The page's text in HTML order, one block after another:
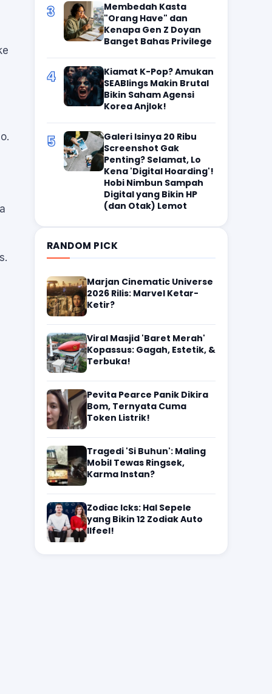
3
Membedah Kasta
"Orang Have" dan
Kenapa Gen Z Doyan
Banget Bahas Privilege
4
Kiamat K-Pop? Amukan
SEABlings Makin Brutal
Bikin Saham Agensi
Korea Anjlok!
5
Galeri Isinya 20 Ribu
Screenshot Gak
Penting? Selamat, Lo
Kena 'Digital Hoarding'!
Hobi Nimbun Sampah
Digital yang Bikin HP
(dan Otak) Lemot
RANDOM PICK
Marjan Cinematic Universe
2026 Rilis: Marvel Ketar-
Ketir?
Viral Masjid 'Baret Merah'
Kopassus: Gagah, Estetik, &
Terbuka!
Pevita Pearce Panik Dikira
Bom, Ternyata Cuma
Token Listrik!
Tragedi 'Si Buhun': Maling
Mobil Tewas Ringsek,
Karma Instan?
Zodiac Icks: Hal Sepele
yang Bikin 12 Zodiak Auto
Ilfeel!